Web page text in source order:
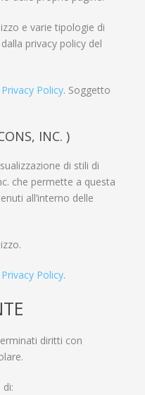
e varie tipologie di
privacy policy del
Privacy Policy. Soggetto
INC. )
di stili di
che permette a questa
all’interno delle
Privacy Policy.
diritti con